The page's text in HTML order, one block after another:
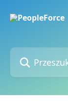
Przeszukaj